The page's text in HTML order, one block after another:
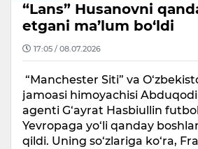
“Lans” Husanovni
etgani ma’lum bo‘ldi
17:05 / 08.07.2026
“Manchester Siti” va
jamoasi himoyachisi
agenti G‘ayrat Hasbiullin
Yevropaga yo‘li qanday
qildi. Uning so‘zlariga ko‘ra,